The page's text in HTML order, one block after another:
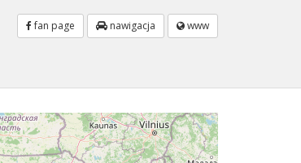
fan page nawigacja www